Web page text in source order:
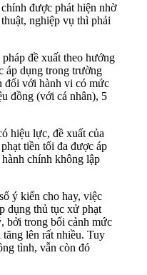
được phát hiện nhờ
nghiệp vụ thì phải
đề xuất theo hướng
áp dụng trong trường
đối với hành vi có mức
đồng (với cá nhân), 5
hiệu lực, đề xuất của
tiền tối đa được áp
chính không lập
ý kiến cho hay, việc
dụng thủ tục xử phạt
bởi trong bối cảnh mức
lên rất nhiều. Tuy
tình, vẫn còn đó